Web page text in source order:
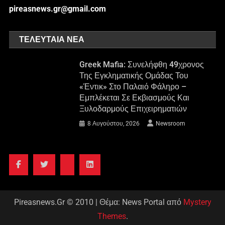
pireasnews.gr@gmail.com
ΤΕΛΕΥΤΑΊΑ ΝΈΑ
Greek Mafia: Συνελήφθη 49χρονος
Της Εγκληματικής Ομάδας Του
«Έντικ» Στο Παλαιό Φάληρο –
Εμπλέκεται Σε Εκβιασμούς Και
Ξυλοδαρμούς Επιχειρηματιών
8 Αυγούστου, 2026 Newsroom
Pireasnews.Gr © 2010 | Θέμα: News Portal από Mystery
Themes.